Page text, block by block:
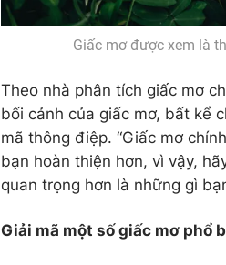
Giấc mơ được xem là
Theo nhà phân tích giấc mơ
bối cảnh của giấc mơ, bất kể
mã thông điệp. “Giấc mơ
bạn hoàn thiện hơn, vì vậy,
quan trọng hơn là những gì
Giải mã một số giấc mơ phổ